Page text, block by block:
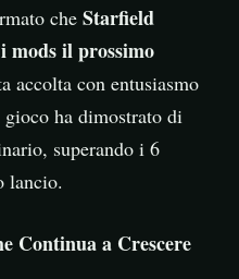
che Starfield
mods il prossimo
accolta con entusiasmo
ha dimostrato di
superando i 6
lancio.
Continua a Crescere